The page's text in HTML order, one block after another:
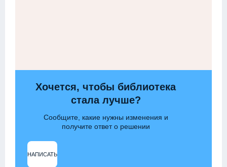
Хочется, чтобы библиотека
стала лучше?
Сообщите, какие нужны изменения и
получите ответ о решении
НАПИСАТЬ